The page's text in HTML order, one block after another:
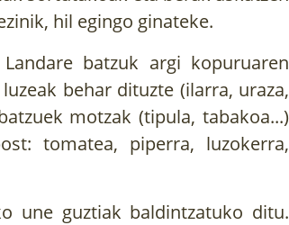
hil egingo ginateke.
Landare batzuk argi kopuruaren
behar dituzte (ilarra, uraza,
motzak (tipula, tabakoa...)
tomatea, piperra, luzokerra,
une guztiak baldintzatuko ditu.